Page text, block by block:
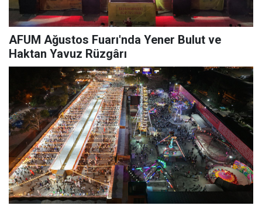
AFUM Ağustos Fuarı'nda Yener Bulut ve
Haktan Yavuz Rüzgârı